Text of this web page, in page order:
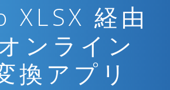
XLSX 経由
ンライン
換アプリ